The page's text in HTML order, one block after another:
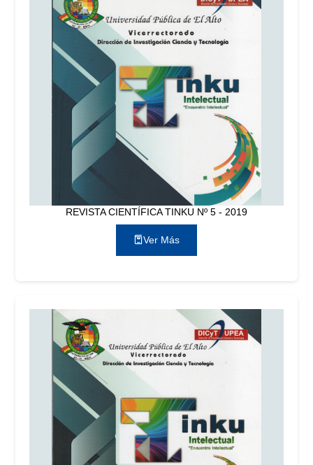
REVISTA CIENTÍFICA TINKU Nº 5 - 2019
Ver Más